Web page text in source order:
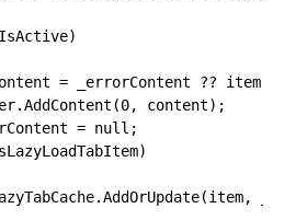
= _errorContent ??
content);
= null;
_